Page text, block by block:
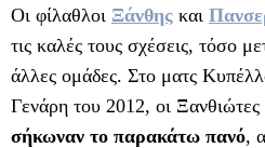
Οι φίλαθλοι Ξάνθης και
τις καλές τους σχέσεις, τόσο
άλλες ομάδες. Στο ματς
Γενάρη του 2012, οι Ξανθιώτες
σήκωναν το παρακάτω πανό,